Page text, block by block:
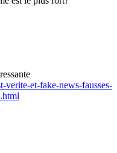
verite-et-fake-news-fausses-